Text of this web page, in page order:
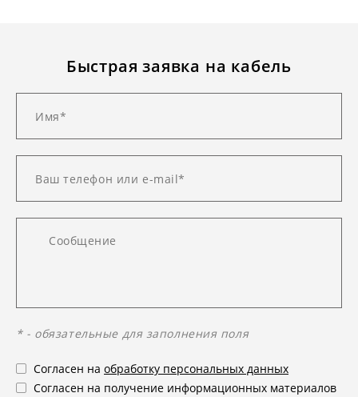
Быстрая заявка на кабель
* - обязательные для заполнения поля
Согласен на обработку персональных данных
Согласен на получение информационных материалов